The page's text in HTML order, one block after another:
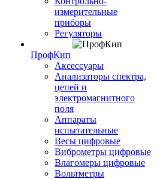
измерительные
приборы
Регуляторы
ПрофКип
Аксессуары
Анализаторы спектра,
цепей и
электромагнитного
поля
Аппараты
испытательные
Весы цифровые
Виброметры цифровые
Влагомеры цифровые
Вольтметры